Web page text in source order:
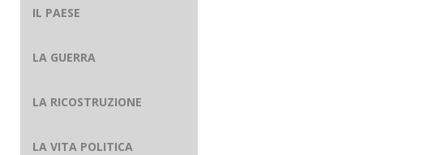
IL PAESE
LA GUERRA
LA RICOSTRUZIONE
LA VITA POLITICA